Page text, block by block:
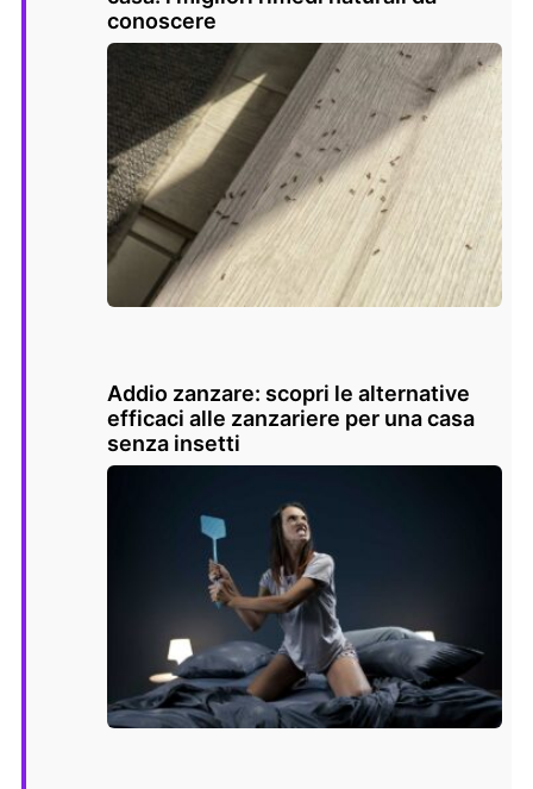
conoscere
Addio zanzare: scopri le alternative
efficaci alle zanzariere per una casa
senza insetti